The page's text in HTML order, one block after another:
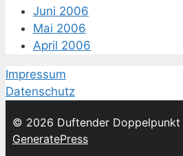
Juni 2006
Mai 2006
April 2006
Impressum
Datenschutz
© 2026 Duftender Doppelpunkt
GeneratePress